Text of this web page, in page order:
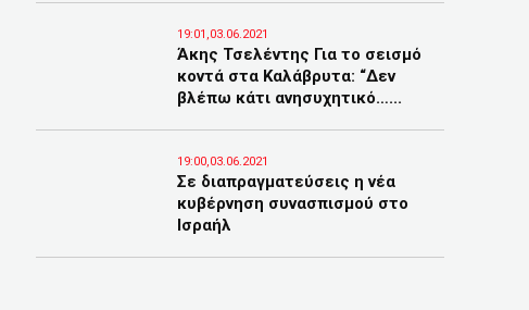
19:01,03.06.2021
Άκης Τσελέντης Για το σεισμό
κοντά στα Καλάβρυτα: “Δεν
βλέπω κάτι ανησυχητικό…...
19:00,03.06.2021
Σε διαπραγματεύσεις η νέα
κυβέρνηση συνασπισμού στο
Ισραήλ